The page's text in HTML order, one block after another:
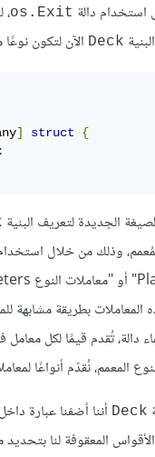
استخدام دالة os.Exit
Deck الآن لتكون نوعًا
] struct
{
الجديدة لتعريف البنية
وذلك من خلال
المعاملات بطريقة مشابهة
دالة، تُقدم قيمًا لكل معامل
المعمم، نُقدّم أنواعًا
Deck أننا أضفنا عبارة
المعقوفة لنا